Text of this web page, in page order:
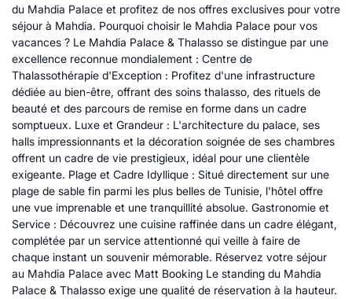
du Mahdia Palace et profitez de nos offres exclusives pour votre
séjour à Mahdia. Pourquoi choisir le Mahdia Palace pour vos
vacances ? Le Mahdia Palace & Thalasso se distingue par une
excellence reconnue mondialement : Centre de
Thalassothérapie d'Exception : Profitez d'une infrastructure
dédiée au bien-être, offrant des soins thalasso, des rituels de
beauté et des parcours de remise en forme dans un cadre
somptueux. Luxe et Grandeur : L'architecture du palace, ses
halls impressionnants et la décoration soignée de ses chambres
offrent un cadre de vie prestigieux, idéal pour une clientèle
exigeante. Plage et Cadre Idyllique : Situé directement sur une
plage de sable fin parmi les plus belles de Tunisie, l'hôtel offre
une vue imprenable et une tranquillité absolue. Gastronomie et
Service : Découvrez une cuisine raffinée dans un cadre élégant,
complétée par un service attentionné qui veille à faire de
chaque instant un souvenir mémorable. Réservez votre séjour
au Mahdia Palace avec Matt Booking Le standing du Mahdia
Palace & Thalasso exige une qualité de réservation à la hauteur.